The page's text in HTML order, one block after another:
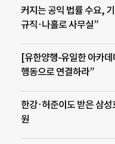
커지는 공익 법률 수요,
규직·나홀로 사무실”
[유한양행-유일한 아카
행동으로 연결하라”
한강·허준이도 받은 삼
원